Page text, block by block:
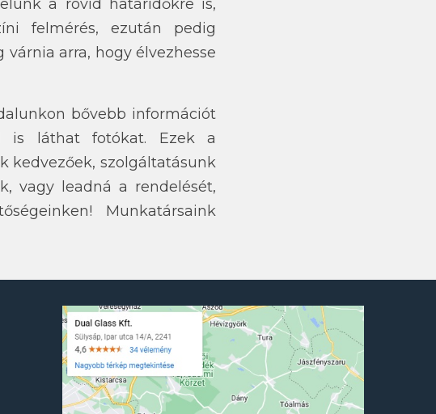
a rövid határidőkre is,
felmérés, ezután pedig
arra, hogy élvezhesse
bővebb információt
is láthat fotókat. Ezek a
kedvezőek, szolgáltatásunk
vagy leadná a rendelését,
Munkatársaink